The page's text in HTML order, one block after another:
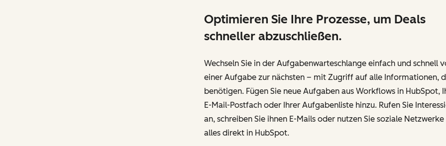
Optimieren Sie Ihre Prozesse, um Deals
schneller abzuschließen.
Wechseln Sie in der Aufgabenwarteschlange einfach und schnell
einer Aufgabe zur nächsten – mit Zugriff auf alle Informationen,
benötigen. Fügen Sie neue Aufgaben aus Workflows in HubSpot,
E-Mail-Postfach oder Ihrer Aufgabenliste hinzu. Rufen Sie
an, schreiben Sie ihnen E-Mails oder nutzen Sie soziale Netzwerke
alles direkt in HubSpot.